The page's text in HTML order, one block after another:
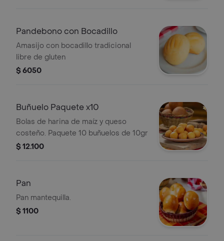
Pandebono con Bocadillo
Amasijo con bocadillo tradicional
libre de gluten
$ 6050
Buñuelo Paquete x10
Bolas de harina de maíz y queso
costeño. Paquete 10 buñuelos de 10gr
$ 12.100
Pan
Pan mantequilla.
$ 1100